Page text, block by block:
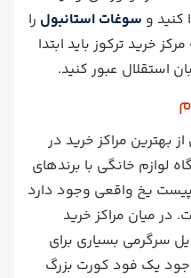
کنید و سوغات استانبول را
خرید ترکوز باید ابتدا
استقلال عبور کنید.
بهترین مراکز خرید در
لوازم خانگی با برندهای
یخ واقعی وجود دارد
مربع است. در میان مراکز خرید
سرگرمی بسیاری برای
وجود یک فود کورت بزرگ